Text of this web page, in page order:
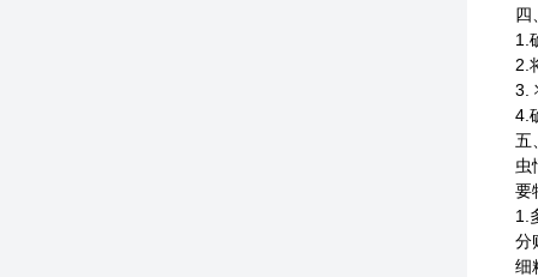
四
1.
2.
3.
4.
五
虫
要
1.
分
细